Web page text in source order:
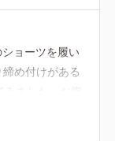
ョーツを履い
め付けがある
ちゃんとへそ